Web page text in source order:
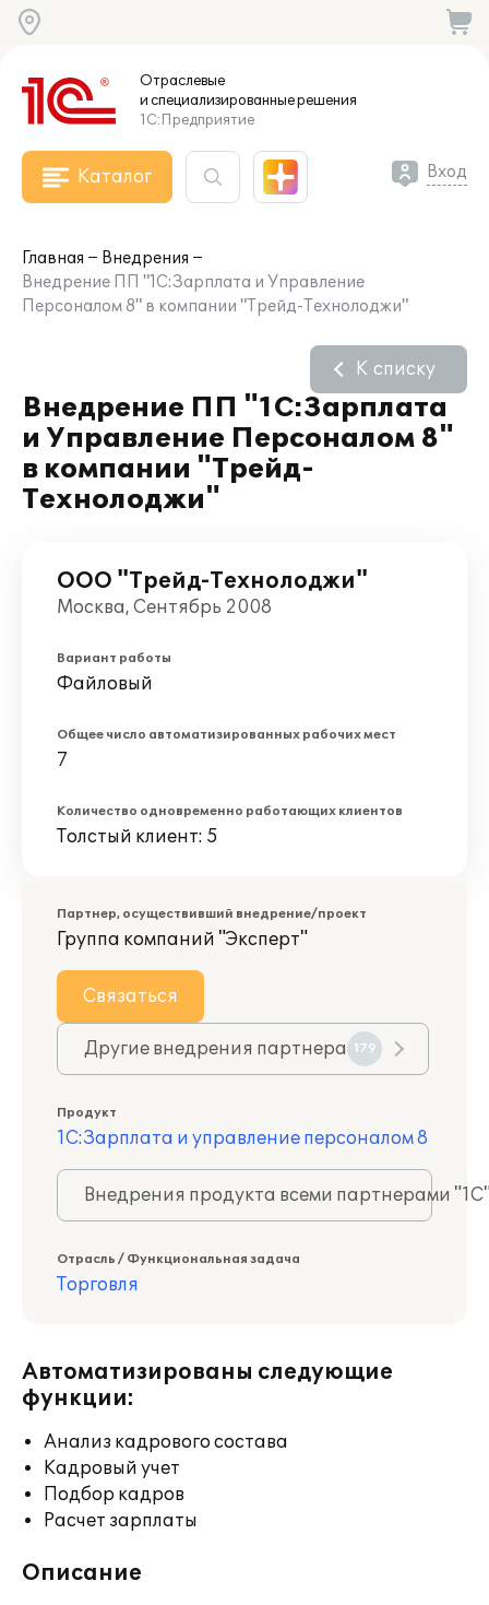
Отраслевые
и специализированныерешения
1С:Предприятие
Каталог Вход
Главная
Внедрения
Внедрение ПП "1С:Зарплата и Управление
Персоналом 8" в компании "Трейд-Технолоджи"
Внедрение ПП "1С:Зарплата
и Управление Персоналом 8"
в компании "Трейд-
Технолоджи"
К списку
ООО "Трейд-Технолоджи"
Москва, Сентябрь 2008
Вариант работы
Файловый
Общее число автоматизированных рабочих мест
7
Количество одновременно работающих клиентов
Толстый клиент: 5
Партнер, осуществивший внедрение/проект
Группа компаний "Эксперт"
Связаться
Другие внедрения партнера 179
Продукт
1С:Зарплата и управление персоналом 8
Внедрения продукта всеми партнерами
Отрасль / Функциональная задача
Торговля
Автоматизированы следующие
функции:
Анализ кадрового состава
Кадровый учет
Подбор кадров
Расчет зарплаты
Описание